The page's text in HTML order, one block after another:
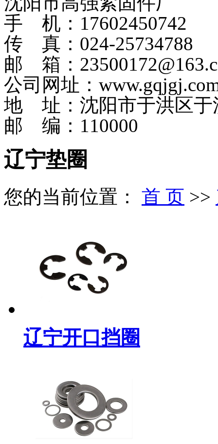
手 机：17602450742
传 真：024-25734788
邮 箱：
公司网址：
地 址：沈阳市于洪区于
邮 编：110000
辽宁垫圈
您的当前位置： 首 页 >>
辽宁开口挡圈